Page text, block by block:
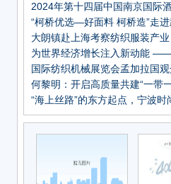
全文）
2024年第十四届中国南京国际
“柯桥优选—好面料 柯桥造”走
满成功
大朗镇赴上海考察纺织服装产业
为世界经济增长注入新动能
字贸易博览会取得丰硕成果
国际纺织机械展览会孟加拉国
再获关注
何黎明：开启高质量共建“一带
动国际物流与供应链高质量发展
“海上丝路”的东方起点，宁波时
出彩！